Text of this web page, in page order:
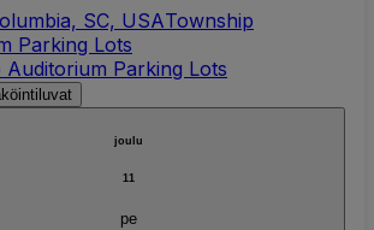
SC, USATownship
Parking Lots
Auditorium Parking Lots
joulu
11
pe